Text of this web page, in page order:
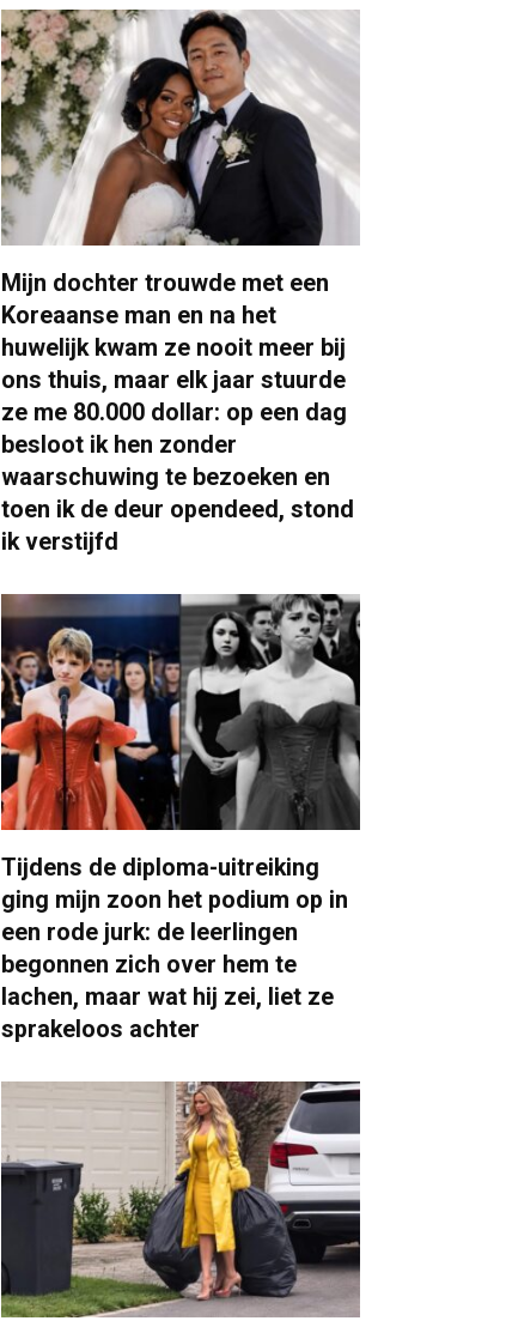
Mijn dochter trouwde met een
Koreaanse man en na het
huwelijk kwam ze nooit meer bij
ons thuis, maar elk jaar stuurde
ze me 80.000 dollar: op een dag
besloot ik hen zonder
waarschuwing te bezoeken en
toen ik de deur opendeed, stond
ik verstijfd
Tijdens de diploma-uitreiking
ging mijn zoon het podium op in
een rode jurk: de leerlingen
begonnen zich over hem te
lachen, maar wat hij zei, liet ze
sprakeloos achter